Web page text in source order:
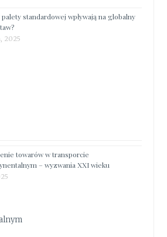
palety standardowej wpływają na globalny
2025
towarów w transporcie
– wyzwania XXI wieku